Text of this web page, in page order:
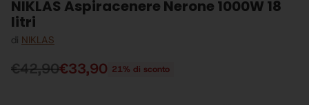
NIKLAS Aspiracenere Nerone 1000W 18
litri
di NIKLAS
Prezzo
€42,90€33,90 21% di sconto